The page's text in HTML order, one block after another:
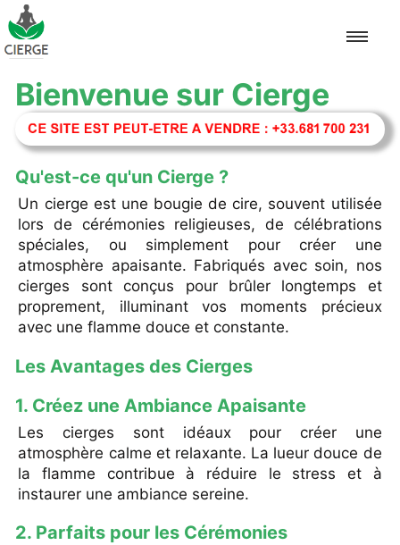
Accueil
Neuvaine
Autel
Méditation
Souvenir
Contact
Bienvenue sur Cierge
Qu'est-ce qu'un Cierge ?
Un cierge est une bougie de cire, souvent utilisée
lors de cérémonies religieuses, de célébrations
spéciales, ou simplement pour créer une
atmosphère apaisante. Fabriqués avec soin, nos
cierges sont conçus pour brûler longtemps et
proprement, illuminant vos moments précieux
avec une flamme douce et constante.
Les Avantages des Cierges
1. Créez une Ambiance Apaisante
Les cierges sont idéaux pour créer une
atmosphère calme et relaxante. La lueur douce de
la flamme contribue à réduire le stress et à
instaurer une ambiance sereine.
2. Parfaits pour les Cérémonies